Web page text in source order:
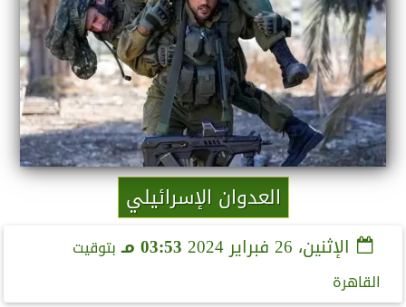
العدوان الإسرائيلي
الإثنين، 26 فبراير 2024 03:53 مـ
بتوقيت
القاهرة